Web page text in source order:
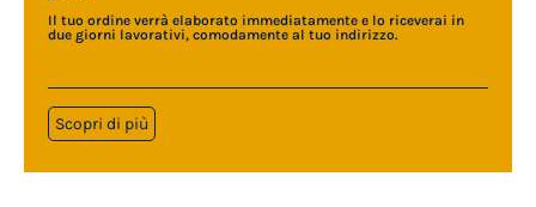
Il tuo ordine verrà elaborato immediatamente e lo riceverai in
due giorni lavorativi, comodamente al tuo indirizzo.
Scopri di più